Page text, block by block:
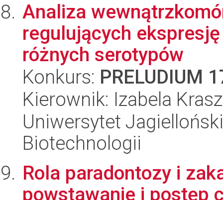
Analiza
regulujących
różnych serotypów
Konkurs: PRELUDIUM
Kierownik: Izabela
Uniwersytet
Biotechnologii
Rola paradontozy i
powstawanie i postęp